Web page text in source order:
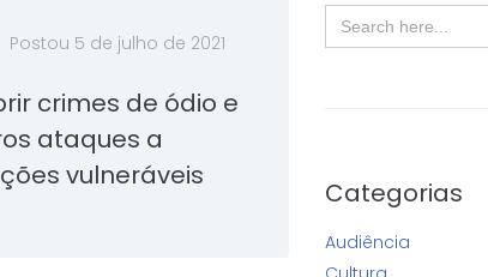
Postou 5 de julho de 2021
crimes de ódio e
ataques a
vulneráveis
Search
for:
Categorias
Audiência